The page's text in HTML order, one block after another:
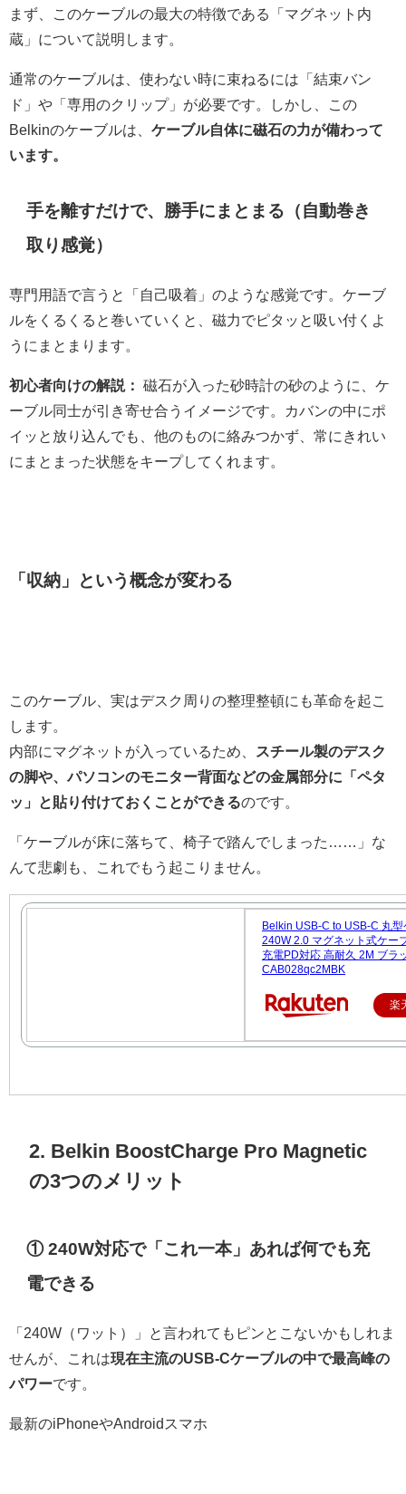
まず、このケーブルの最大の特徴である「マグネット内
蔵」について説明します。
通常のケーブルは、使わない時に束ねるには「結束バン
ド」や「専用のクリップ」が必要です。しかし、この
Belkinのケーブルは、 ケーブル自体に磁石の力が備わって
います。
手を離すだけで、勝手にまとまる（自動巻き
取り感覚）
専門用語で言うと「自己吸着」のような感覚です。ケーブ
ルをくるくると巻いていくと、磁力でピタッと吸い付くよ
うにまとまります。
初心者向けの解説：
磁石が入った砂時計の砂のように、ケ
ーブル同士が引き寄せ合うイメージです。カバンの中にポ
イッと放り込んでも、他のものに絡みつかず、常にきれい
にまとまった状態をキープしてくれます。
「収納」という概念が変わる
このケーブル、実はデスク周りの整理整頓にも革命を起こ
します。
内部にマグネットが入っているため、
スチール製のデスク
の脚や、パソコンのモニター背面などの金属部分に「ペタ
ッ」と貼り付けておくことができるのです。
「ケーブルが床に落ちて、椅子で踏んでしまった……」な
んて悲劇も、これでもう起こりません。
Belkin USB-C to USB-C 丸型
240W 2.0 マグネット式ケー
充電PD対応 高耐久 2M ブラ
CAB028qc2MBK
楽
2. Belkin BoostCharge Pro Magnetic
の3つのメリット
① 240W対応で「これ一本」あれば何でも充
電できる
「240W（ワット）」と言われてもピンとこないかもしれま
せんが、これは現在主流のUSB-Cケーブルの中で最高峰の
パワーです。
最新のiPhoneやAndroidスマホ